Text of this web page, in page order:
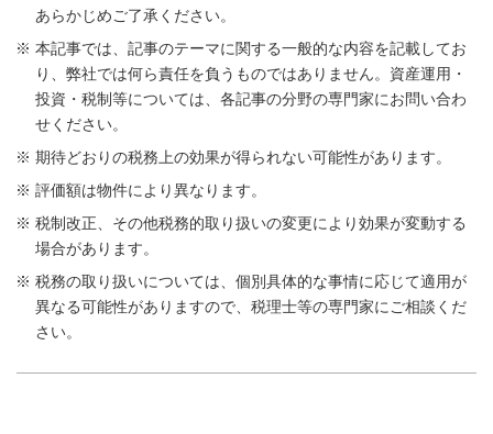
あらかじめご了承ください。
本記事では、記事のテーマに関する一般的な内容を記載してお
り、弊社では何ら責任を負うものではありません。資産運用・
投資・税制等については、各記事の分野の専門家にお問い合わ
せください。
期待どおりの税務上の効果が得られない可能性があります。
評価額は物件により異なります。
税制改正、その他税務的取り扱いの変更により効果が変動する
場合があります。
税務の取り扱いについては、個別具体的な事情に応じて適用が
異なる可能性がありますので、税理士等の専門家にご相談くだ
さい。